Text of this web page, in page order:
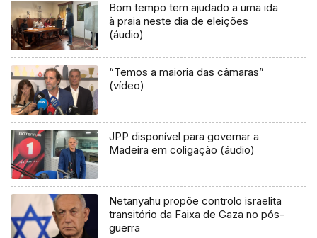
Bom tempo tem ajudado a uma ida
à praia neste dia de eleições
(áudio)
“Temos a maioria das câmaras”
(vídeo)
JPP disponível para governar a
Madeira em coligação (áudio)
Netanyahu propõe controlo israelita
transitório da Faixa de Gaza no pós-
guerra